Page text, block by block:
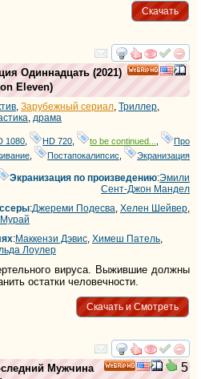
Скачать
смотреть
Одиннадцать (2021)
Eleven)
, Зарубежный сериал, Триллер,
, драма
1080, HD 720, to be continued...,
Про
, Постапокалипсис, Экранизация
Экранизация по произведению:Эмили
Сент-Джон Мандел
:Джереми Подесва, Хелен Шейвер,
:Маккензи Дэвис, Химеш Патель,
Лоулер
вируса. Выжившие должны
остатки человечности.
Скачать и Смотреть
смотреть
5
Мужчина